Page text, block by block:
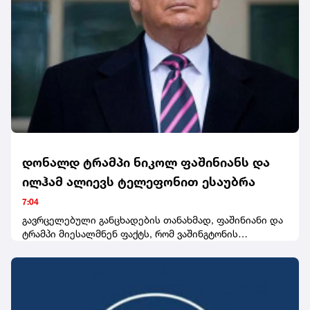
საგამოძიებო მოქმედებების შედეგად დანაშაულის
ჩამდენი პირის ვინაობა დაადგინეს და ბრალდებულის
სახით დააკავეს. გამოძიება სისხლის სამართლის
კოდექსის 179-ე მუხლით მიმდინარეობს, რაც 12
წლამდე ვადით თავისუფლების აღკვეთას
ითვალისწინებს.
დონალდ ტრამპი ნიკოლ ფაშინიანს და
ილჰამ ალიევს ტელეფონით ესაუბრა
7:04
გავრცელებული განცხადების თანახმად, ფაშინიანი და
ტრამპი მიესალმნენ ფაქტს, რომ ვაშინგტონის
ნამდვილი მშვიდობა დაამყარა, რაც ორივე ქვეყანას
საუბარი გამართა აზერბაიჯანის პრეზიდენტთანაც.